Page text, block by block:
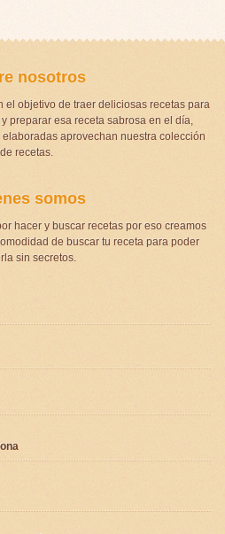
nosotros
el objetivo de traer deliciosas recetas para
preparar esa receta sabrosa en el día,
aprovechan nuestra colección
de recetas.
somos
hacer y buscar recetas por eso creamos
de buscar tu receta para poder
sin secretos.